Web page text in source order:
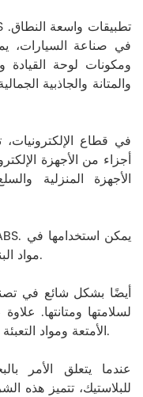
في صناعة السيارات،
ومكونات لوحة
والمتانة والجاذبية
في قطاع
أجزاء من الأجهزة
الأجهزة المنزلية
مواد البناء، مثل الكسوة أو التشطيبات الداخلية.
لسلامتها ومتانتها.
الأمتعة ومواد التعبئة والتغليف والمكونات الصناعية المختلفة.
عندما يتعلق الأمر
للبلاستيك، تتميز هذه